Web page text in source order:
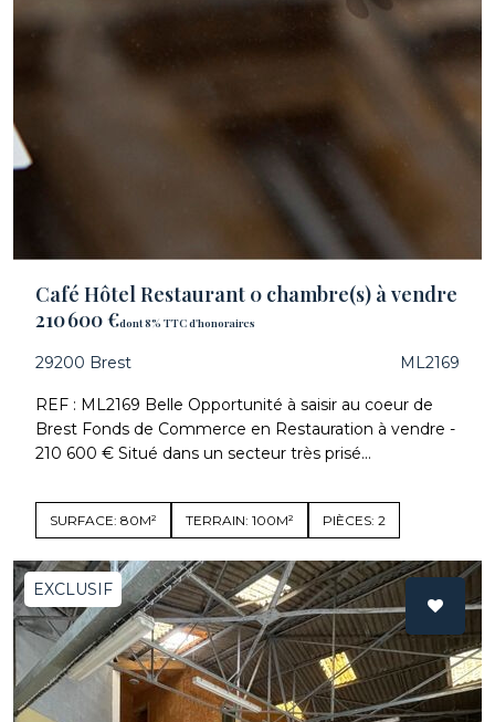
Café Hôtel Restaurant 0 chambre(s) à vendre
210 600 €dont 8% TTC d'honoraires
29200 Brest ML2169
REF : ML2169 Belle Opportunité à saisir au coeur de
Brest Fonds de Commerce en Restauration à vendre -
210 600 € Situé dans un secteur très prisé...
SURFACE: 80M² TERRAIN: 100M² PIÈCES: 2
EXCLUSIF